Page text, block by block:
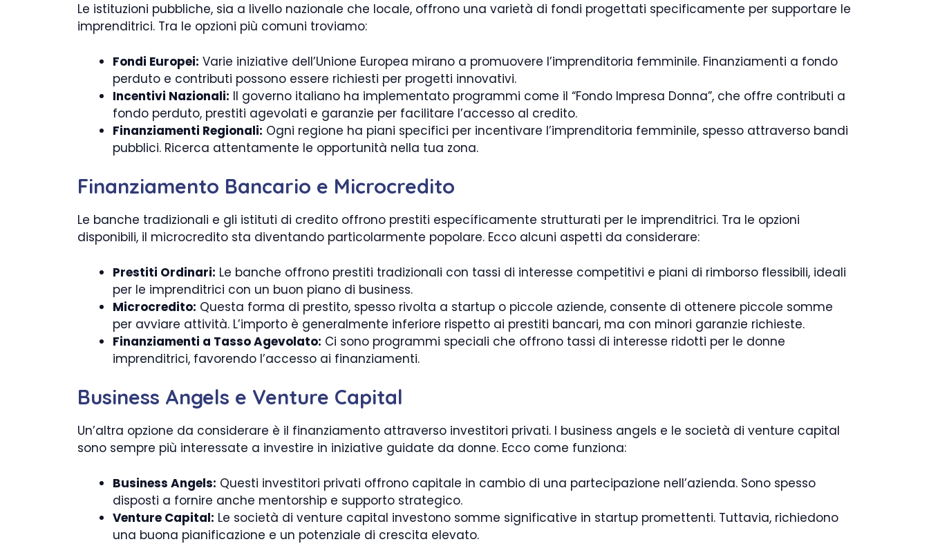
Le istituzioni pubbliche, sia a livello nazionale che locale, offrono una varietà di fondi progettati specificamente per supportare le
imprenditrici. Tra le opzioni più comuni troviamo:
Fondi Europei: Varie iniziative dell’Unione Europea mirano a promuovere l’imprenditoria femminile. Finanziamenti a fondo
perduto e contributi possono essere richiesti per progetti innovativi.
Incentivi Nazionali: Il governo italiano ha implementato programmi come il “Fondo Impresa Donna”, che offre contributi a
fondo perduto, prestiti agevolati e garanzie per facilitare l’accesso al credito.
Finanziamenti Regionali: Ogni regione ha piani specifici per incentivare l’imprenditoria femminile, spesso attraverso bandi
pubblici. Ricerca attentamente le opportunità nella tua zona.
Finanziamento Bancario e Microcredito
Le banche tradizionali e gli istituti di credito offrono prestiti específicamente strutturati per le imprenditrici. Tra le opzioni
disponibili, il microcredito sta diventando particolarmente popolare. Ecco alcuni aspetti da considerare:
Prestiti Ordinari: Le banche offrono prestiti tradizionali con tassi di interesse competitivi e piani di rimborso flessibili, ideali
per le imprenditrici con un buon piano di business.
Microcredito: Questa forma di prestito, spesso rivolta a startup o piccole aziende, consente di ottenere piccole somme
per avviare attività. L’importo è generalmente inferiore rispetto ai prestiti bancari, ma con minori garanzie richieste.
Finanziamenti a Tasso Agevolato: Ci sono programmi speciali che offrono tassi di interesse ridotti per le donne
imprenditrici, favorendo l’accesso ai finanziamenti.
Business Angels e Venture Capital
Un’altra opzione da considerare è il finanziamento attraverso investitori privati. I business angels e le società di venture capital
sono sempre più interessate a investire in iniziative guidate da donne. Ecco come funziona:
Business Angels: Questi investitori privati offrono capitale in cambio di una partecipazione nell’azienda. Sono spesso
disposti a fornire anche mentorship e supporto strategico.
Venture Capital: Le società di venture capital investono somme significative in startup promettenti. Tuttavia, richiedono
una buona pianificazione e un potenziale di crescita elevato.